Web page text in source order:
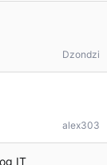
Dzondzi
alex303
IT